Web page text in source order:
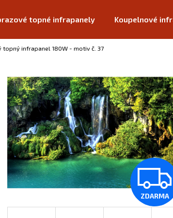
topné infrapanely Koupelnové
topný infrapanel 180W - motiv č. 37
ZDARMA
Co potřebujete najít?
HLEDAT
Doporučujeme